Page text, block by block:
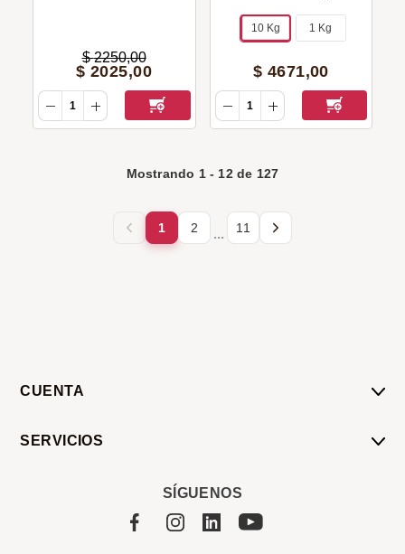
$ 2250,00
$ 2025,00
10 Kg 1 Kg
$ 4671,00
Mostrando 1- 12de 127
1 2 ... 11
CUENTA
SERVICIOS
SÍGUENOS